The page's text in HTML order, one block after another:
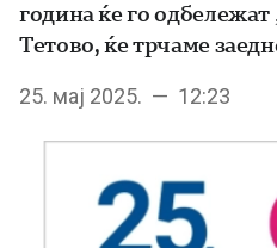
година ќе го
Тетово, ќе трчаме
25. мај 2025. — 12:23